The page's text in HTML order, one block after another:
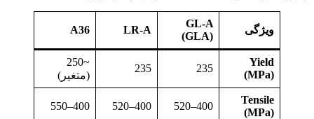
ویژگی
GL‑A
(GLA)
LR‑A
A36
Yield
(MPa)
235
235
~250
(متغیر)
Tensile
(MPa)
400–520
400–520
400–550